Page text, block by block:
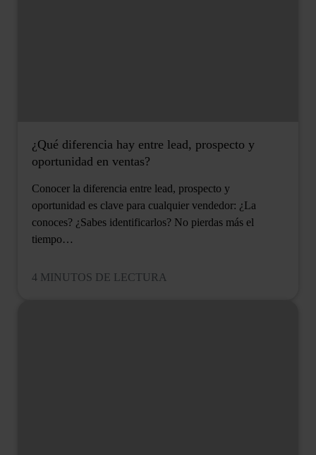
¿Qué diferencia hay entre lead, prospecto y
oportunidad en ventas?
Conocer la diferencia entre lead, prospecto y
oportunidad es clave para cualquier vendedor: ¿La
conoces? ¿Sabes identificarlos? No pierdas más el
tiempo…
4 MINUTOS DE LECTURA